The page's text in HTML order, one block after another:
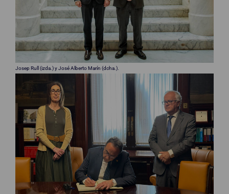
Josep Rull (izda.) y José Alberto Marín (dcha.).